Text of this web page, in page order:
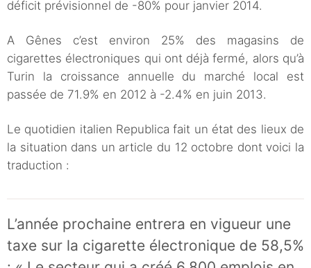
déficit prévisionnel de -80% pour janvier 2014.
A Gênes c’est environ 25% des magasins de
cigarettes électroniques qui ont déjà fermé, alors qu’à
Turin la croissance annuelle du marché local est
passée de 71.9% en 2012 à -2.4% en juin 2013.
Le quotidien italien Republica fait un état des lieux de
la situation dans un article du 12 octobre dont voici la
traduction :
L’année prochaine entrera en vigueur une
taxe sur la cigarette électronique de 58,5%